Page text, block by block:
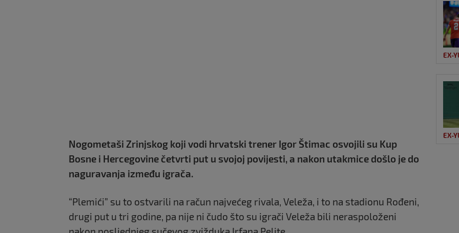
Nogometaši Zrinjskog koji vodi hrvatski trener Igor Štimac osvojili su Kup
Bosne i Hercegovine četvrti put u svojoj povijesti, a nakon utakmice došlo je do
naguravanja između igrača.
“Plemići” su to ostvarili na račun najvećeg rivala, Veleža, i to na stadionu Rođeni,
drugi put u tri godine, pa nije ni čudo što su igrači Veleža bili neraspoloženi
EX-
EX-